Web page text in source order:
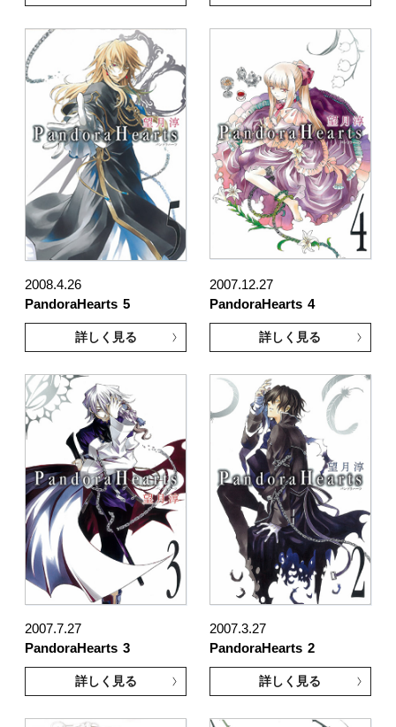
2008.4.26
PandoraHearts 5
詳しく見る
2007.12.27
PandoraHearts 4
詳しく見る
2007.7.27
PandoraHearts 3
詳しく見る
2007.3.27
PandoraHearts 2
詳しく見る